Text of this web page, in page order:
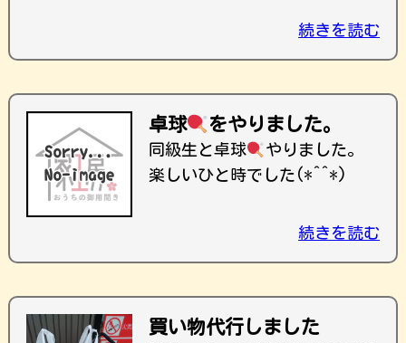
続きを読む
卓球 をやりました。
同級生と卓球
やりました。
楽しいひと時でした(*^^*)
続きを読む
買い物代行しました